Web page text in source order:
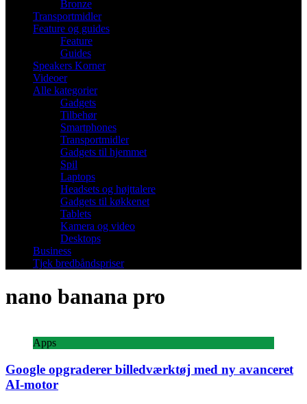
Bronze
Transportmidler
Feature og guides
Feature
Guides
Speakers Korner
Videoer
Alle kategorier
Gadgets
Tilbehør
Smartphones
Transportmidler
Gadgets til hjemmet
Spil
Laptops
Headsets og højttalere
Gadgets til køkkenet
Tablets
Kamera og video
Desktops
Business
Tjek bredbåndspriser
nano banana pro
Apps
Google opgraderer billedværktøj med ny avanceret
AI-motor